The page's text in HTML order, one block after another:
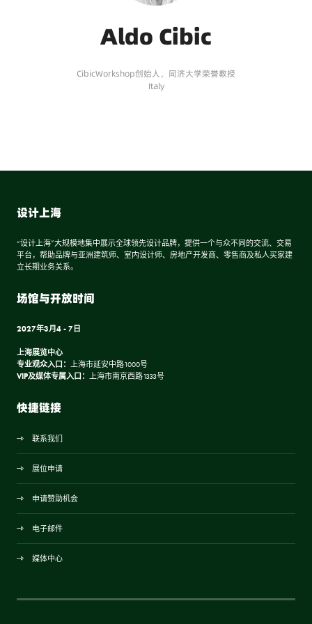
Aldo Cibic
CibicWorkshop创始人，同济大学荣誉教授
Italy
设计上海
“设计上海”大规模地集中展示全球领先设计品牌，提供一个与众不同的交流、交易
平台，帮助品牌与亚洲建筑师、室内设计师、房地产开发商、零售商及私人买家建
立长期业务关系。
场馆与开放时间
2027年3月4 - 7日
上海展览中心
专业观众入口： 上海市延安中路1000号
VIP及媒体专属入口： 上海市南京西路1333号
快捷链接
联系我们
展位申请
申请赞助机会
电子邮件
媒体中心